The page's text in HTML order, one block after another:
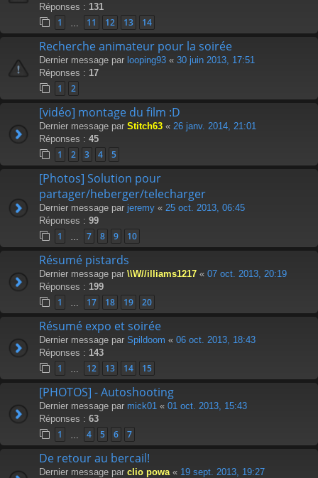
Réponses : 131
1 11 12 13 14
Recherche animateur pour la soirée
Dernier message par looping93 « 30 juin 2013, 17:51
Réponses : 17
1 2
[vidéo] montage du film :D
Dernier message par Stitch63 « 26 janv. 2014, 21:01
Réponses : 45
1 2 3 4 5
[Photos] Solution pour
partager/heberger/telecharger
Dernier message par jeremy « 25 oct. 2013, 06:45
Réponses : 99
1 7 8 9 10
Résumé pistards
Dernier message par \\W//illiams1217 « 07 oct. 2013, 20:19
Réponses : 199
1 17 18 19 20
Résumé expo et soirée
Dernier message par Spildoom « 06 oct. 2013, 18:43
Réponses : 143
1 12 13 14 15
[PHOTOS] - Autoshooting
Dernier message par mick01 « 01 oct. 2013, 15:43
Réponses : 63
1 4 5 6 7
De retour au bercail!
Dernier message par clio powa « 19 sept. 2013, 19:27